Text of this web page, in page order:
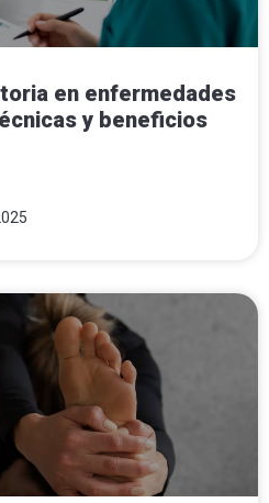
en enfermedades
y beneficios